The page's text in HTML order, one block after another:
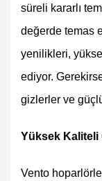
süreli kararlı
değerde temas
yenilikleri,
ediyor.
gizlerler ve
Yüksek Kaliteli
Vento